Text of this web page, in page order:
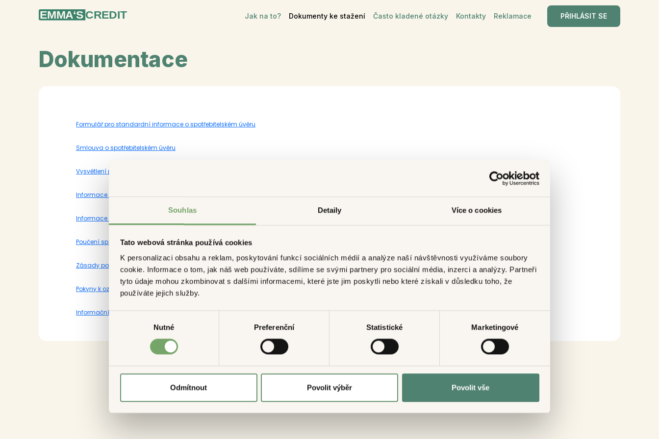
Souhlas Detaily Více o cookies
Tato webová stránka používá cookies
K personalizaci obsahu a reklam, poskytování funkcí sociálních médií a analýze naší návštěvnosti využíváme soubory
cookie. Informace o tom, jak náš web používáte, sdílíme se svými partnery pro sociální média, inzerci a analýzy. Partneři
tyto údaje mohou zkombinovat s dalšími informacemi, které jste jim poskytli nebo které získali v důsledku toho, že
používáte jejich služby.
Výběr
Nutné Preferenční Statistické Marketingové
Odmítnout Povolit výběr Povolit vše
Jak na to? Dokumenty ke stažení Často kladené otázky Kontakty Reklamace PŘIHLÁSIT SE
Dokumentace
Formulář pro standardní informace o spotřebitelském úvěru
Smlouva o spotřebitelském úvěru
Vysvětlení předsmluvních informací
Informace trvale přístupné spotřebiteli Ve vztahu k produktu „Credit Line“
Informace o zpracování osobních údajů
Poučení spotřebitele ohledně práva na odstoupení od smlouvy a vzorový formulář pro odstoupení
Zásady používání souborů cookie
Pokyny k oznámení týkající se možného protiprávního jednání
Informační memorandum Registru REPI